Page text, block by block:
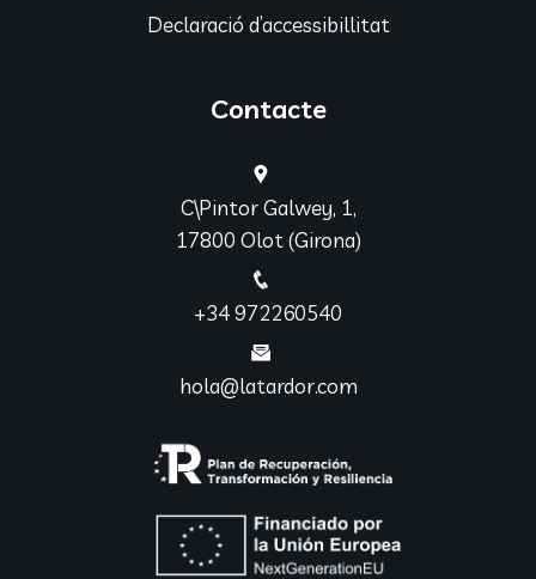
Declaració d’accessibillitat
Contacte
C\Pintor Galwey, 1,
17800 Olot (Girona)
+34 972260540
hola@latardor.com